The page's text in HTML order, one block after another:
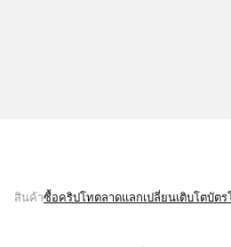
สินค้าซื้อคริปโทตลาดแลกเปลี่ยนเติบโตบัตร